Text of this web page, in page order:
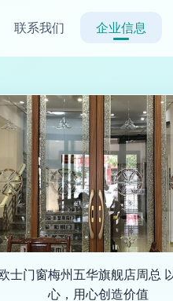
联系我们 企业信息
士门窗梅州五华旗舰店周总
心，用心创造价值